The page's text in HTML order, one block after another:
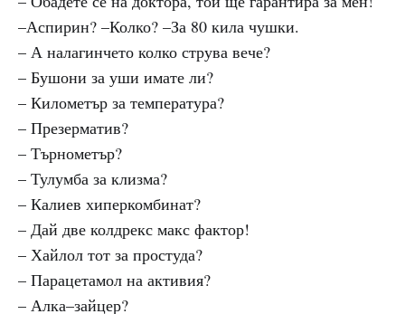
–Аспирин? –Колко? –За 80 кила чушки.
– А налагинчето колко струва вече?
– Бушони за уши имате ли?
– Километър за температура?
– Презерматив?
– Търнометър?
– Тулумба за клизма?
– Калиев хиперкомбинат?
– Дай две колдрекс макс фактор!
– Хайлол тот за простуда?
– Парацетамол на активия?
– Алка–зайцер?